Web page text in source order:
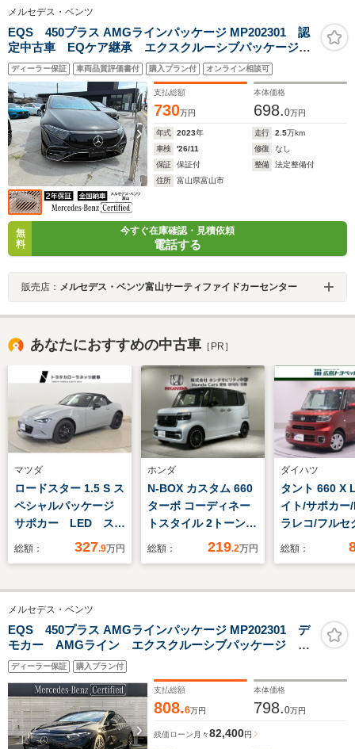
メルセデス・ベンツ
EQS 450プラス AMGラインパッケージ MP202301 認
定中古車 EQケア継承 エクスクルーシブパッケージ
リアコンフォートPKG MBUXリアエンターテインメン
トシステムPKG パフュームアトマイザー ナッパレザ
ーシート MBUXARナビ ブルメスターサラウンドサウ
ンド
ディーラー保証 車両品質評価書付 購入プラン付 オンライン相談可
支払総額
730万円
本体価格
698.0万円
年式 2023年 走行 2.5万km
車検
'26/11 修復
なし
保証
保証付 整備
法定整備付
住所
富山県富山市
無
料
今すぐ在庫確認・見積依頼
電話する
販売店： メルセデス・ベンツ富山サーティファイドカーセンター
あなたにおすすめの中古車 ［PR］
マツダ
ロードスター 1.5 S ス
ペシャルパッケージ
サポカー LED スマ
総額： 327.9万円
ホンダ
N-BOX カスタム 660
ターボ コーディネー
トスタイル 2トーン
H SENSING 2ト-
カメラ マルチビ
ディオDVD ドラレ
コ シ-トヒ-タ-
側電動ドア VSA
総額： 219.2万円
ダイハツ
タント 660 X
イト/サポカー
ラレコ/フルセ
バックモニタ
総額：
メルセデス・ベンツ
EQS 450プラス AMGラインパッケージ MP202301 デ
モカー AMGライン エクスクルーシブパッケージ リ
アコンフォートパッケージ メモリーパワーシート シ
ートベンチレーション ブルメスターサラウンド パノ
ラミックスライディングルーフ レーダーセーフティ
ディーラー保証 購入プラン付
支払総額
808.6万円
本体価格
798.0万円
残価ローン 月々82,400円